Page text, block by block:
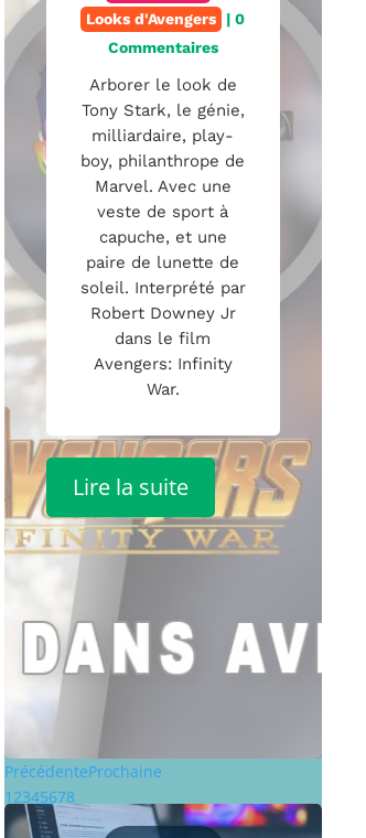
Looks d'Avengers
| 0
Commentaires
Arborer le look de
Tony Stark, le génie,
milliardaire, play-
boy, philanthrope de
Marvel. Avec une
veste de sport à
capuche, et une
paire de lunette de
soleil. Interprété par
Robert Downey Jr
dans le film
Avengers: Infinity
War.
Lire la suite
PrécédenteProchaine
1 2345678